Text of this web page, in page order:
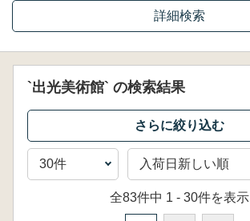
詳細検索
`出光美術館` の検索結果
全83件中 1 - 30件を表示